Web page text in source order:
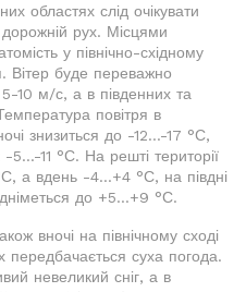
областях слід очікувати
рух. Місцями
у північно-східному
Вітер буде переважно
5-10 м/с, а в південних та
повітря в
знизиться до -12...-17 °С,
11 °С. На решті території
а вдень -4...+4 °С, на півдні
до +5...+9 °С.
вночі на північному сході
передбачається суха погода.
невеликий сніг, а в